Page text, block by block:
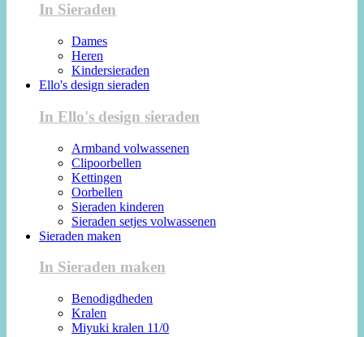
In Sieraden
Dames
Heren
Kindersieraden
Ello's design sieraden
In Ello's design sieraden
Armband volwassenen
Clipoorbellen
Kettingen
Oorbellen
Sieraden kinderen
Sieraden setjes volwassenen
Sieraden maken
In Sieraden maken
Benodigdheden
Kralen
Miyuki kralen 11/0